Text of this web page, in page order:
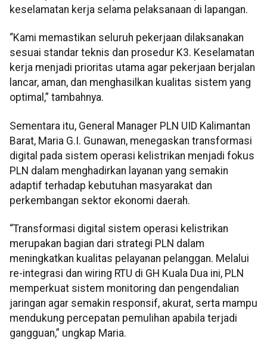
keselamatan kerja selama pelaksanaan di lapangan.
“Kami memastikan seluruh pekerjaan dilaksanakan
sesuai standar teknis dan prosedur K3. Keselamatan
kerja menjadi prioritas utama agar pekerjaan berjalan
lancar, aman, dan menghasilkan kualitas sistem yang
optimal,” tambahnya.
Sementara itu, General Manager PLN UID Kalimantan
Barat, Maria G.I. Gunawan, menegaskan transformasi
digital pada sistem operasi kelistrikan menjadi fokus
PLN dalam menghadirkan layanan yang semakin
adaptif terhadap kebutuhan masyarakat dan
perkembangan sektor ekonomi daerah.
“Transformasi digital sistem operasi kelistrikan
merupakan bagian dari strategi PLN dalam
meningkatkan kualitas pelayanan pelanggan. Melalui
re-integrasi dan wiring RTU di GH Kuala Dua ini, PLN
memperkuat sistem monitoring dan pengendalian
jaringan agar semakin responsif, akurat, serta mampu
mendukung percepatan pemulihan apabila terjadi
gangguan,” ungkap Maria.